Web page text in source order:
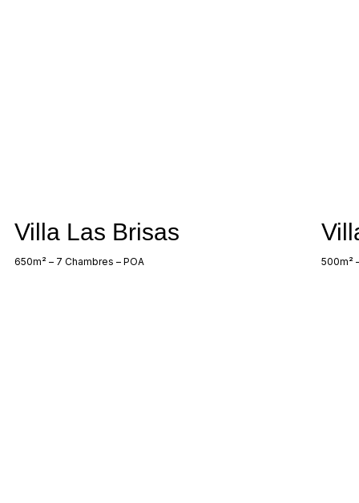
Villa Las Brisas
650m² – 7 Chambres – POA 500m²